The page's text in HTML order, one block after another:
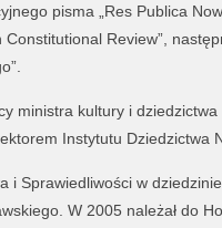
pisma „Res Publica
Review”,
ministra kultury i
Instytutu Dziedzictwa
i Sprawiedliwości w
W 2005 należał do